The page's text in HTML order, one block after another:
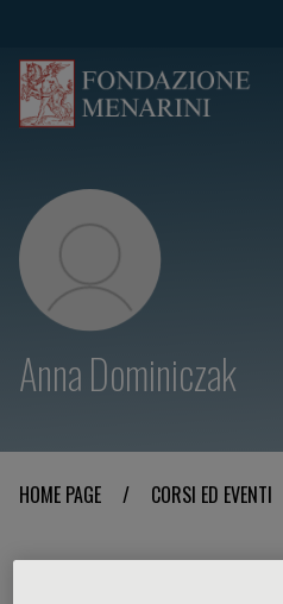
Anna Dominiczak
HOME PAGE / CORSI ED EVENTI